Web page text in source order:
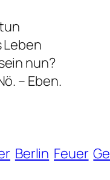
Leben
nun?
– Eben.
Berlin Feuer